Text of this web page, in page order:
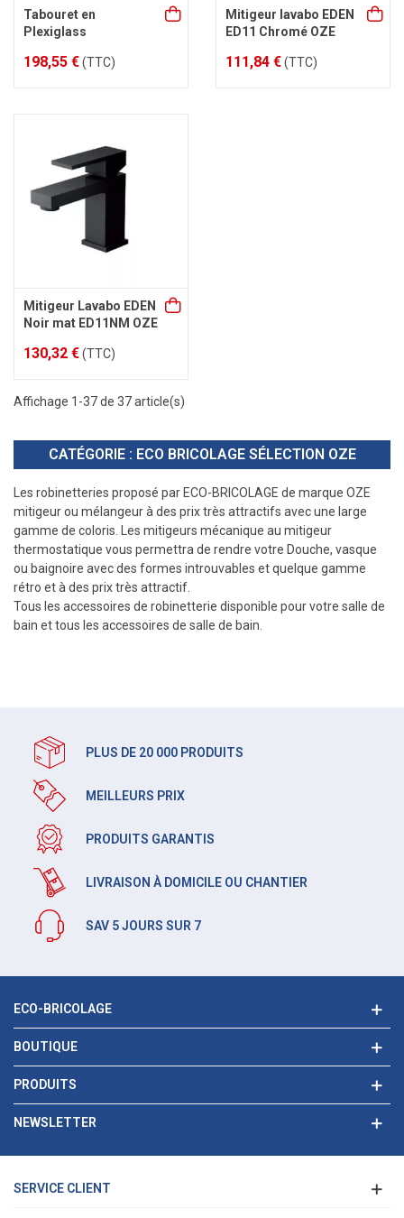
Tabouret en
Plexiglass
198,55 €(TTC)
Mitigeur lavabo EDEN
ED11 Chromé OZE
111,84 €(TTC)
Mitigeur Lavabo EDEN
Noir mat ED11NM OZE
130,32 €(TTC)
Affichage 1-37 de 37 article(s)
CATÉGORIE : ECO BRICOLAGE SÉLECTION OZE
Les robinetteries proposé par ECO-BRICOLAGE de marque OZE
mitigeur ou mélangeur à des prix très attractifs avec une large
gamme de coloris. Les mitigeurs mécanique au mitigeur
thermostatique vous permettra de rendre votre Douche, vasque
ou baignoire avec des formes introuvables et quelque gamme
rétro et à des prix très attractif.
Tous les accessoires de robinetterie disponible pour votre salle de
bain et tous les accessoires de salle de bain.
PLUS DE 20 000 PRODUITS
MEILLEURS PRIX
PRODUITS GARANTIS
LIVRAISON À DOMICILE OU CHANTIER
SAV 5 JOURS SUR 7
ECO-BRICOLAGE
BOUTIQUE
PRODUITS
NEWSLETTER
SERVICE CLIENT